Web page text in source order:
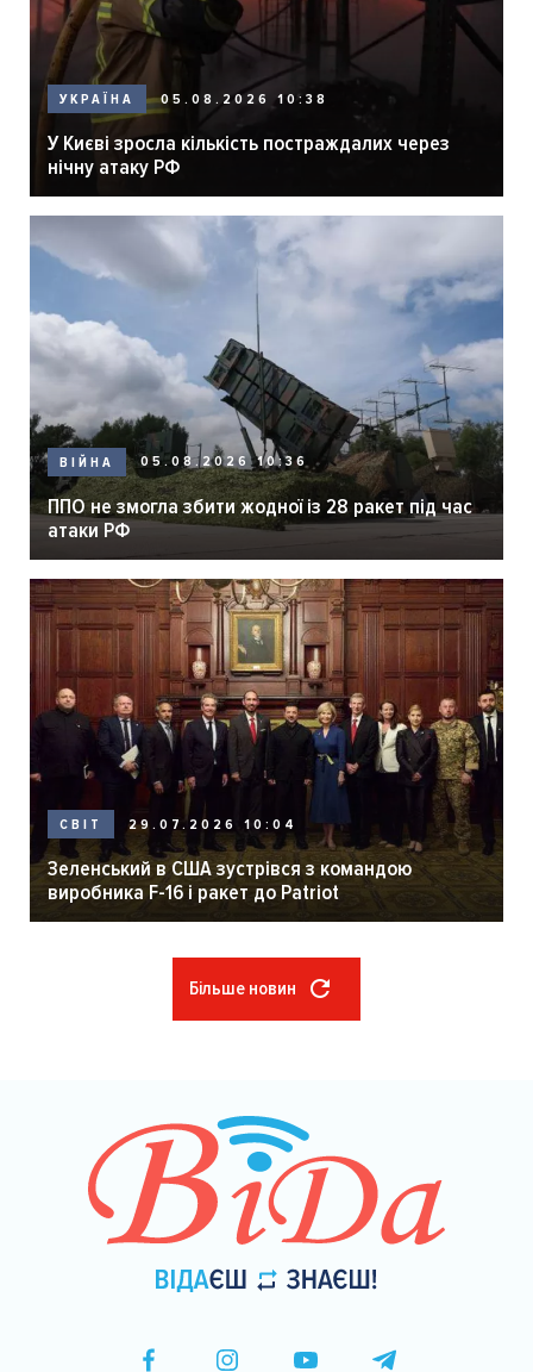
УКРАЇНА 05.08.2026 10:38
У Києві зросла кількість постраждалих через
нічну атаку РФ
ВІЙНА 05.08.2026 10:36
ППО не змогла збити жодної із 28 ракет під час
атаки РФ
СВІТ 29.07.2026 10:04
Зеленський в США зустрівся з командою
виробника F-16 і ракет до Patriot
Більше новин